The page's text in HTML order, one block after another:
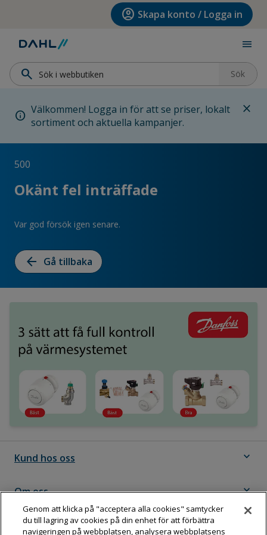
Hoppa till huvudinnehållet account_circle Skapa konto / Logga in
menu
search Sök
info Välkommen! Logga in för att se priser, lokalt
sortiment och aktuella kampanjer.
close
500
Okänt fel inträffade
Var god försök igen senare.
arrow_back Gå tillbaka
Kund hos oss expand_more
Om oss expand_more
Följ Dahl
Genom att klicka på "acceptera alla cookies" samtycker
du till lagring av cookies på din enhet för att förbättra
navigeringen på webbplatsen, analysera webbplatsens